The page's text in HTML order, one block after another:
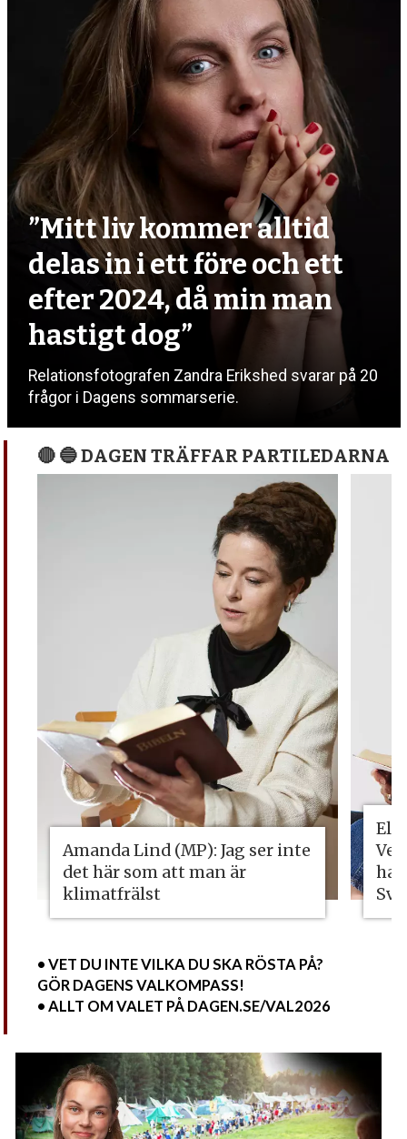
”Mitt liv kommer alltid
delas in i ett före och ett
efter 2024, då min man
hastigt dog”
Relationsfotografen Zandra Erikshed svarar på 20
frågor i Dagens sommarserie.
🔴 🔵 DAGEN TRÄFFAR PARTILEDARNA
Amanda Lind (MP): Jag ser inte
det här som att man är
klimatfrälst
ha
• VET DU INTE VILKA DU SKA RÖSTA PÅ?
GÖR DAGENS VALKOMPASS!
• ALLT OM VALET PÅ DAGEN.SE/VAL2026